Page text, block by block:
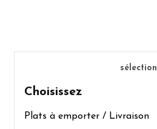
sélection
Choisissez
Plats à emporter / Livraison